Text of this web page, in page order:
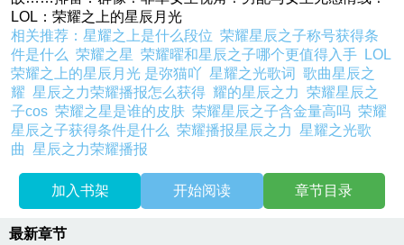
LOL：荣耀之上的星辰月光
相关推荐：星耀之上是什么段位荣耀星辰之子称号获得条
件是什么荣耀之星荣耀曜和星辰之子哪个更值得入手
LOL
荣耀之上的星辰月光 是弥猫吖星耀之光歌词歌曲星辰之
耀星辰之力荣耀播报怎么获得耀的星辰之力荣耀星辰之
子cos荣耀之星是谁的皮肤荣耀星辰之子含金量高吗荣耀
星辰之子获得条件是什么荣耀播报星辰之力星耀之光歌
曲星辰之力荣耀播报
加入书架 开始阅读 章节目录
最新章节